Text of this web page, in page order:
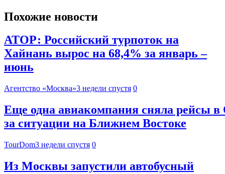
Похожие новости
АТОР: Российский турпоток на
Хайнань вырос на 68,4% за январь –
июнь
Агентство «Москва»3 недели спустя 0
Еще одна авиакомпания сняла рейсы
за ситуации на Ближнем Востоке
TourDom3 недели спустя 0
Из Москвы запустили автобусный